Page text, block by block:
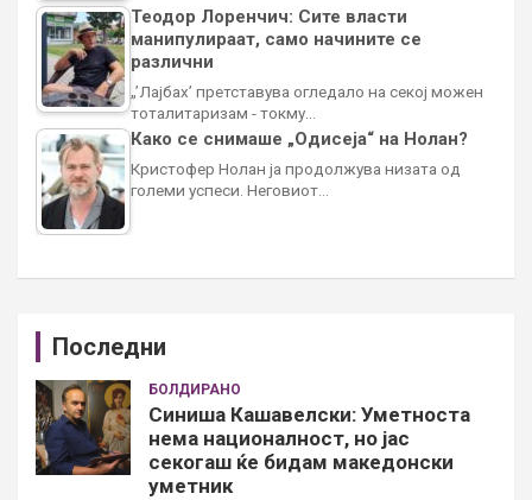
Теодор Лоренчич: Сите власти
манипулираат, само начините се
различни
„’Лајбах’ претставува огледало на секој можен
тоталитаризам - токму…
Како се снимаше „Одисеја“ на Нолан?
Кристофер Нолан ја продолжува низата од
големи успеси. Неговиот…
Последни
БОЛДИРАНО
Синиша Кашавелски: Уметноста
нема националност, но јас
секогаш ќе бидам македонски
уметник